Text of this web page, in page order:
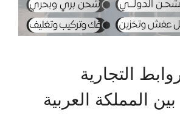
التجارية
المملكة العربية